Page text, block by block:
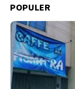
POPULER